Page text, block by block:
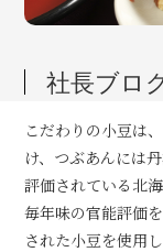
社長ブロ
こだわりの小豆は
け、つぶあんには
評価されている北
毎年味の官能評価
された小豆を使用し